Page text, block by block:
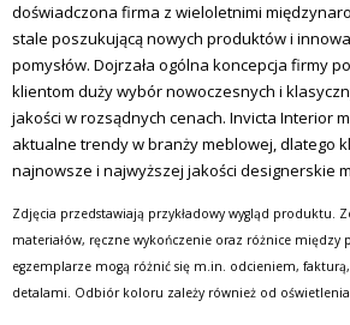
doświadczona firma z wieloletnimi
stale poszukującą nowych produktów i
pomysłów. Dojrzała ogólna koncepcja firmy
klientom duży wybór nowoczesnych i
jakości w rozsądnych cenach. Invicta Interior
aktualne trendy w branży meblowej, dlatego
najnowsze i najwyższej jakości designerskie
Zdjęcia przedstawiają przykładowy wygląd produktu.
materiałów, ręczne wykończenie oraz różnice między
egzemplarze mogą różnić się m.in. odcieniem,
detalami. Odbiór koloru zależy również od